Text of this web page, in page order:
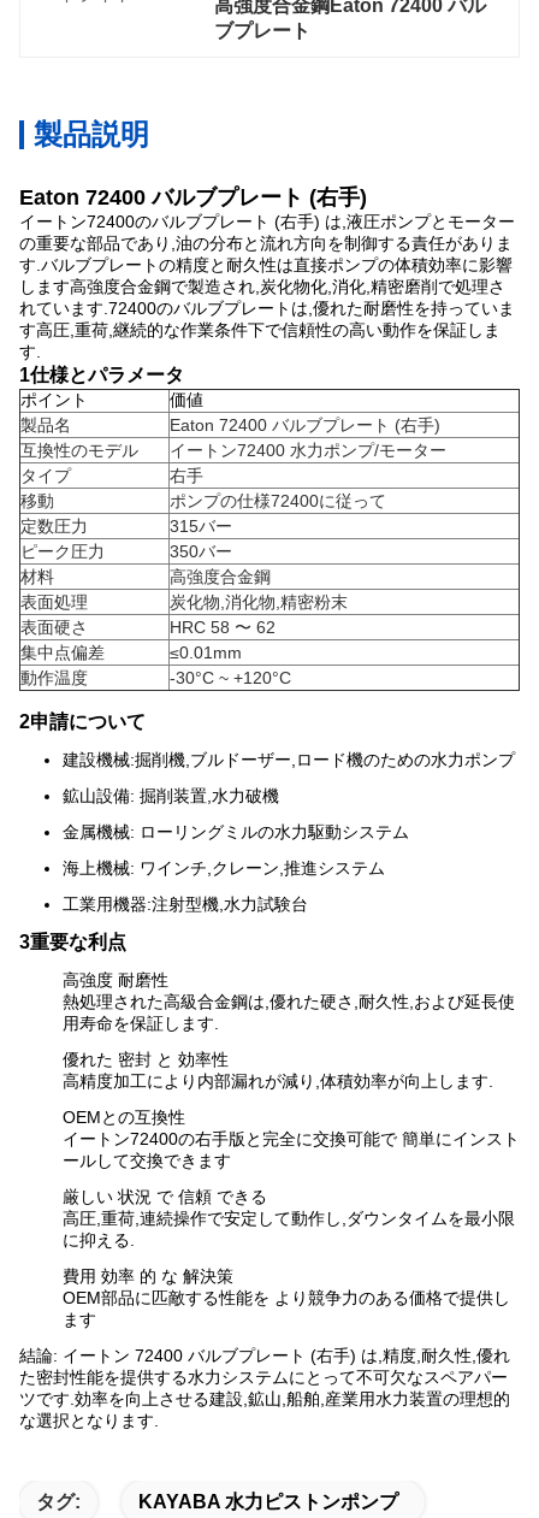
高強度合金鋼Eaton 72400 バル
ブプレート
製品説明
Eaton 72400 バルブプレート (右手)
イートン72400のバルブプレート (右手) は,液圧ポンプとモーター
の重要な部品であり,油の分布と流れ方向を制御する責任がありま
す.バルブプレートの精度と耐久性は直接ポンプの体積効率に影響
します高強度合金鋼で製造され,炭化物化,消化,精密磨削で処理さ
れています.72400のバルブプレートは,優れた耐磨性を持っていま
す高圧,重荷,継続的な作業条件下で信頼性の高い動作を保証しま
す.
1仕様とパラメータ
ポイント
価値
製品名
Eaton 72400 バルブプレート (右手)
互換性のモデル
イートン72400 水力ポンプ/モーター
タイプ
右手
移動
ポンプの仕様72400に従って
定数圧力
315バー
ピーク圧力
350バー
材料
高強度合金鋼
表面処理
炭化物,消化物,精密粉末
表面硬さ
HRC 58 〜 62
集中点偏差
≤0.01mm
動作温度
-30°C ~ +120°C
2申請について
建設機械:掘削機,ブルドーザー,ロード機のための水力ポンプ
鉱山設備: 掘削装置,水力破機
金属機械: ローリングミルの水力駆動システム
海上機械: ワインチ,クレーン,推進システム
工業用機器:注射型機,水力試験台
3重要な利点
高強度 耐磨性
熱処理された高級合金鋼は,優れた硬さ,耐久性,および延長使
用寿命を保証します.
優れた 密封 と 効率性
高精度加工により内部漏れが減り,体積効率が向上します.
OEMとの互換性
イートン72400の右手版と完全に交換可能で 簡単にインスト
ールして交換できます
厳しい 状況 で 信頼 できる
高圧,重荷,連続操作で安定して動作し,ダウンタイムを最小限
に抑える.
費用 効率 的 な 解決策
OEM部品に匹敵する性能を より競争力のある価格で提供し
ます
結論: イートン 72400 バルブプレート (右手) は,精度,耐久性,優れ
た密封性能を提供する水力システムにとって不可欠なスペアパー
ツです.効率を向上させる建設,鉱山,船舶,産業用水力装置の理想的
な選択となります.
タグ: KAYABA 水力ピストンポンプ